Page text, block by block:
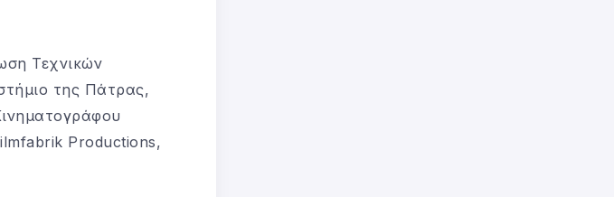
Τεχνικών
της Πάτρας,
Productions,